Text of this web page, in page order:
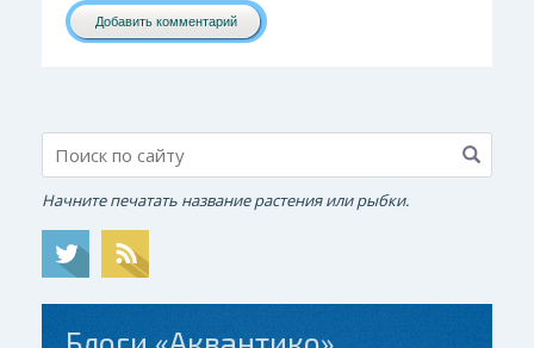
Добавить комментарий
Начните печатать название растения или рыбки.